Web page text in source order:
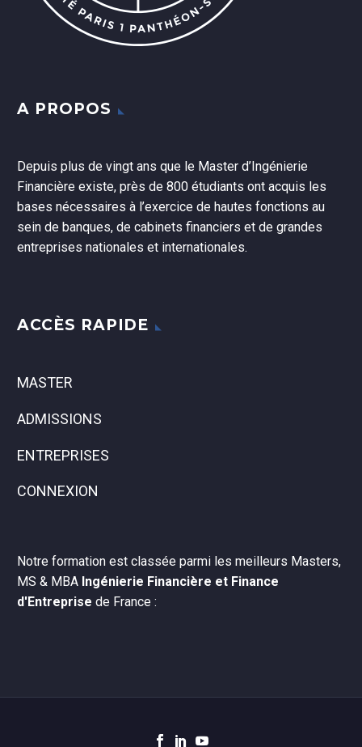
A PROPOS
Depuis plus de vingt ans que le Master d’Ingénierie
Financière existe, près de 800 étudiants ont acquis les
bases nécessaires à l’exercice de hautes fonctions au
sein de banques, de cabinets financiers et de grandes
entreprises nationales et internationales.
ACCÈS RAPIDE
MASTER
ADMISSIONS
ENTREPRISES
CONNEXION
Notre formation est classée parmi les meilleurs Masters,
MS & MBA Ingénierie Financière et Finance
d'Entreprise de France :